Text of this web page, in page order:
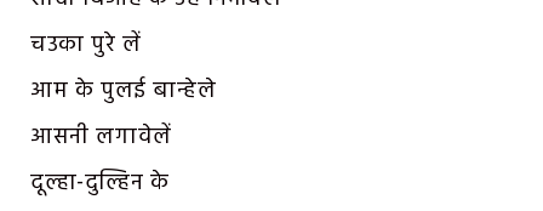
चउका पुरे लें
आम के पुलई बान्हेले
आसनी लगावेलें
दूल्हा-दुल्हिन के